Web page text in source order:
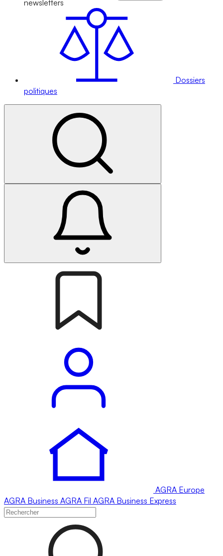
newsletters
Dossiers
politiques
AGRA Europe
AGRA Business AGRA Fil AGRA Business Express